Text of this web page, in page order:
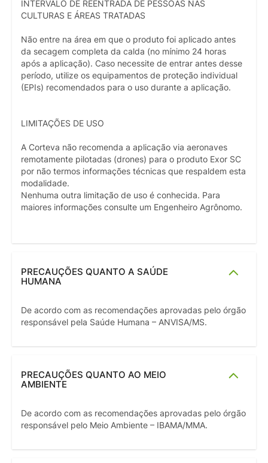
INTERVALO DE REENTRADA DE PESSOAS NAS
CULTURAS E ÁREAS TRATADAS
Não entre na área em que o produto foi aplicado antes
da secagem completa da calda (no mínimo 24 horas
após a aplicação). Caso necessite de entrar antes desse
período, utilize os equipamentos de proteção individual
(EPIs) recomendados para o uso durante a aplicação.
LIMITAÇÕES DE USO
A Corteva não recomenda a aplicação via aeronaves
remotamente pilotadas (drones) para o produto Exor SC
por não termos informações técnicas que respaldem esta
modalidade.
Nenhuma outra limitação de uso é conhecida. Para
maiores informações consulte um Engenheiro Agrônomo.
PRECAUÇÕES QUANTO A SAÚDE
HUMANA
De acordo com as recomendações aprovadas pelo órgão
responsável pela Saúde Humana – ANVISA/MS.
PRECAUÇÕES QUANTO AO MEIO
AMBIENTE
De acordo com as recomendações aprovadas pelo órgão
responsável pelo Meio Ambiente – IBAMA/MMA.